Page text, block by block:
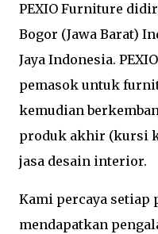
PEXIO Furniture
Bogor (Jawa Barat)
Jaya Indonesia.
pemasok untuk
kemudian
produk akhir (kursi
jasa desain interior.
Kami percaya setiap
mendapatkan